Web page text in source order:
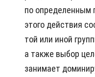
по определенным
этого действия
той или иной
а также выбор
занимает